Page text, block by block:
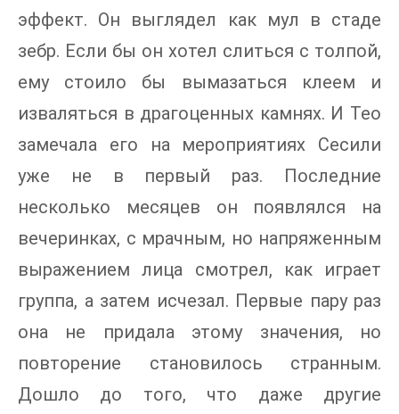
эффект. Он выглядел как мул в стаде
зебр. Если бы он хотел слиться с толпой,
ему стоило бы вымазаться клеем и
изваляться в драгоценных камнях. И Тео
замечала его на мероприятиях Сесили
уже не в первый раз. Последние
несколько месяцев он появлялся на
вечеринках, с мрачным, но напряженным
выражением лица смотрел, как играет
группа, а затем исчезал. Первые пару раз
она не придала этому значения, но
повторение становилось странным.
Дошло до того, что даже другие